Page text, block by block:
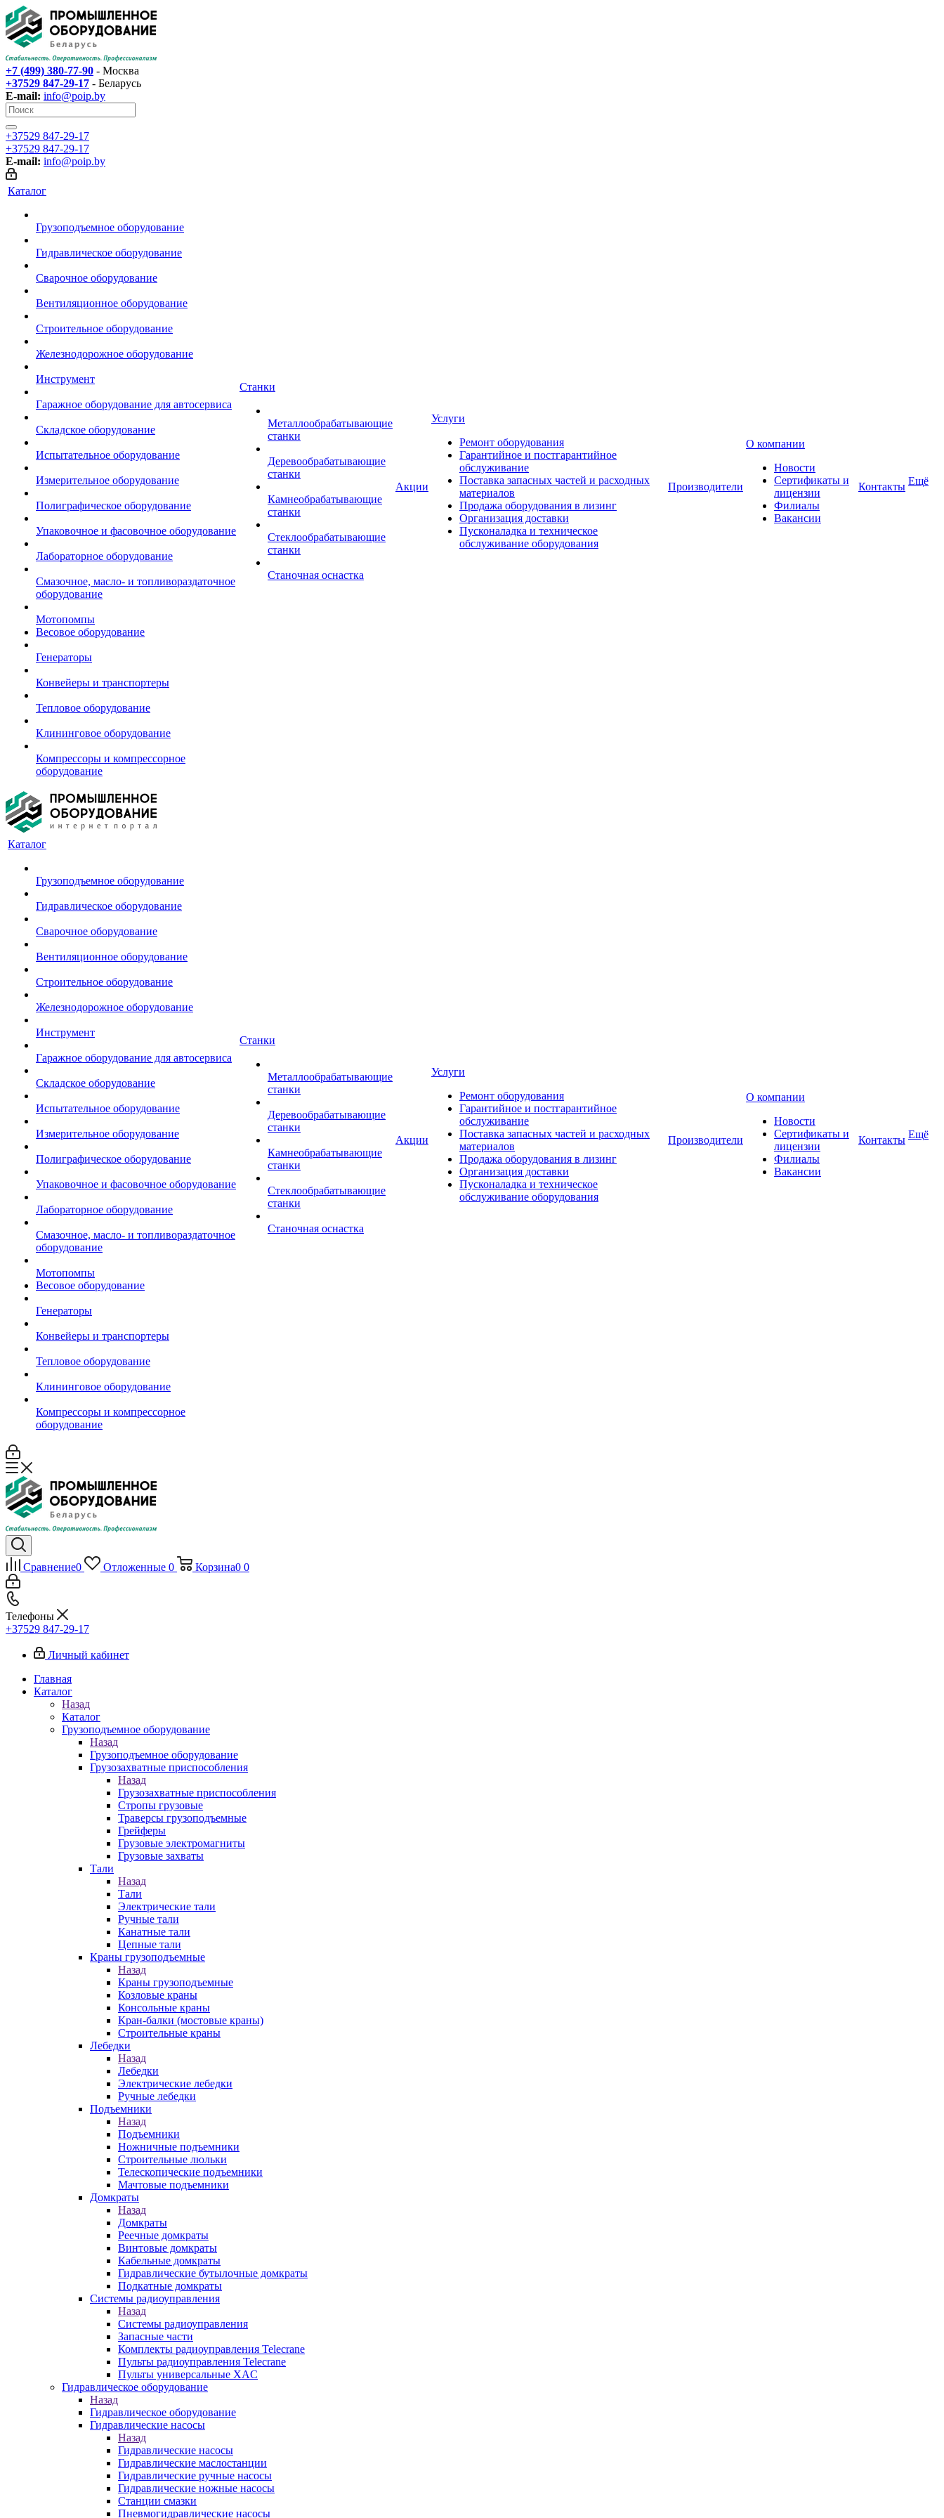
+7 (499) 380-77-90 - Москва
+37529 847-29-17‬ - Беларусь
E-mail: info@poip.by
+37529 847-29-17‬
+37529 847-29-17‬
E-mail: info@poip.by
Каталог
Грузоподъемное оборудование
Гидравлическое оборудование
Сварочное оборудование
Вентиляционное оборудование
Строительное оборудование
Железнодорожное оборудование
Инструмент
Гаражное оборудование для автосервиса
Складское оборудование
Испытательное оборудование
Измерительное оборудование
Полиграфическое оборудование
Упаковочное и фасовочное оборудование
Лабораторное оборудование
Смазочное, масло- и топливораздаточное
оборудование
Мотопомпы
Весовое оборудование
Генераторы
Конвейеры и транспортеры
Тепловое оборудование
Клининговое оборудование
Компрессоры и компрессорное
оборудование
Станки
Металлообрабатывающие
станки
Деревообрабатывающие
станки
Камнеобрабатывающие
станки
Стеклообрабатывающие
станки
Станочная оснастка
Акции
Услуги
Ремонт оборудования
Гарантийное и постгарантийное
обслуживание
Поставка запасных частей и расходных
материалов
Продажа оборудования в лизинг
Организация доставки
Пусконаладка и техническое
обслуживание оборудования
Производители
О компании
Новости
Сертификаты и
лицензии
Филиалы
Вакансии
Контакты Ещё
Каталог
Грузоподъемное оборудование
Гидравлическое оборудование
Сварочное оборудование
Вентиляционное оборудование
Строительное оборудование
Железнодорожное оборудование
Инструмент
Гаражное оборудование для автосервиса
Складское оборудование
Испытательное оборудование
Измерительное оборудование
Полиграфическое оборудование
Упаковочное и фасовочное оборудование
Лабораторное оборудование
Смазочное, масло- и топливораздаточное
оборудование
Мотопомпы
Весовое оборудование
Генераторы
Конвейеры и транспортеры
Тепловое оборудование
Клининговое оборудование
Компрессоры и компрессорное
оборудование
Станки
Металлообрабатывающие
станки
Деревообрабатывающие
станки
Камнеобрабатывающие
станки
Стеклообрабатывающие
станки
Станочная оснастка
Акции
Услуги
Ремонт оборудования
Гарантийное и постгарантийное
обслуживание
Поставка запасных частей и расходных
материалов
Продажа оборудования в лизинг
Организация доставки
Пусконаладка и техническое
обслуживание оборудования
Производители
О компании
Новости
Сертификаты и
лицензии
Филиалы
Вакансии
Контакты Ещё
Сравнение0 Отложенные 0 Корзина0 0
Телефоны
+37529 847-29-17‬
Личный кабинет
Главная
Каталог
Назад
Каталог
Грузоподъемное оборудование
Назад
Грузоподъемное оборудование
Грузозахватные приспособления
Назад
Грузозахватные приспособления
Стропы грузовые
Траверсы грузоподъемные
Грейферы
Грузовые электромагниты
Грузовые захваты
Тали
Назад
Тали
Электрические тали
Ручные тали
Канатные тали
Цепные тали
Краны грузоподъемные
Назад
Краны грузоподъемные
Козловые краны
Консольные краны
Кран-балки (мостовые краны)
Строительные краны
Лебедки
Назад
Лебедки
Электрические лебедки
Ручные лебедки
Подъемники
Назад
Подъемники
Ножничные подъемники
Строительные люльки
Телескопические подъемники
Мачтовые подъемники
Домкраты
Назад
Домкраты
Реечные домкраты
Винтовые домкраты
Кабельные домкраты
Гидравлические бутылочные домкраты
Подкатные домкраты
Системы радиоуправления
Назад
Системы радиоуправления
Запасные части
Комплекты радиоуправления Telecrane
Пульты радиоуправления Telecrane
Пульты универсальные XAC
Гидравлическое оборудование
Назад
Гидравлическое оборудование
Гидравлические насосы
Назад
Гидравлические насосы
Гидравлические маслостанции
Гидравлические ручные насосы
Гидравлические ножные насосы
Станции смазки
Пневмогидравлические насосы